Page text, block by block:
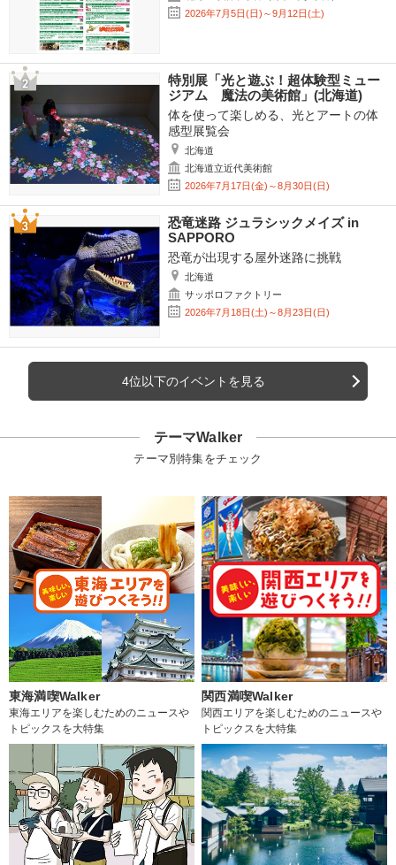
2026年7月5日(日)～9月12日(土)
特別展「光と遊ぶ！超体験型ミュー
ジアム 魔法の美術館」(北海道)
体を使って楽しめる、光とアートの体
感型展覧会
北海道
北海道立近代美術館
2026年7月17日(金)～8月30日(日)
恐竜迷路 ジュラシックメイズ in
SAPPORO
恐竜が出現する屋外迷路に挑戦
北海道
サッポロファクトリー
2026年7月18日(土)～8月23日(日)
4位以下のイベントを見る
テーマWalker
テーマ別特集をチェック
東海満喫Walker
東海エリアを楽しむためのニュースや
トピックスを大特集
関西満喫Walker
関西エリアを楽しむためのニュースや
トピックスを大特集